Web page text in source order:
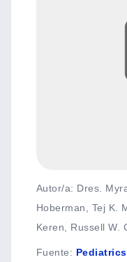
Autor/a: Dres.
Hoberman, Tej K.
Keren, Russell W.
Fuente: